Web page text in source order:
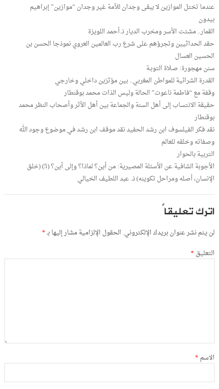
عندما تختل الموازين لا يبقى وجدان للأمة غير وجدان “موازين” إبراهيم
بيدون
القمار.. مشتت الأسر ومخرب الديار ذ.أحمد اللويزة
حقد الحداثيين وتجرؤهم على شرع رب العالمين العروي نموذجا الحسن بن
الحسين العسال
سنن مهجورة: صـلاة التوبـة
القدرة الشرائية للمواطن المغربي.. بين مؤثرَين داخلي وخارجي
وقفة مع “فاطمة ناعوت” الحالة وليس الذات محمد بوقنطار
حقيقة الانتساب إلى أهل السنة والجماعة بين أهل الأثر وأصحاب النظر محمد
بوقنطار
نقد فكر الفيلسوف ابن رشد الحفيد نقد موقف ابن رشد في موضوع وجود الله
وصفاته وخلقه للعالم
التربية بالحوار
الأجوبة الشافية عن الأسئلة المصيرية: من أين؟ لماذا؟ وإلى أين؟ (5) (خلق
الإنسان، أصله ومراحل تكوينه) ذ. عبد اللطيف الخيالي
اترك تعليقاً
لن يتم نشر عنوان بريدك الإلكتروني. الحقول الإلزامية مشار إليها بـ*
التعليق *
الاسم *